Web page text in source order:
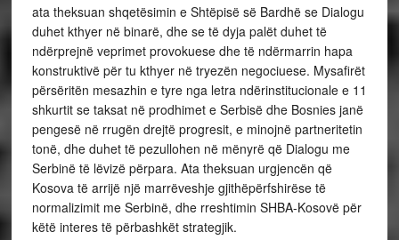
ata theksuan shqetësimin e Shtëpisë së Bardhë se Dialogu
duhet kthyer në binarë, dhe se të dyja palët duhet të
ndërprejnë veprimet provokuese dhe të ndërmarrin hapa
konstruktivë për tu kthyer në tryezën negociuese. Mysafirët
përsëritën mesazhin e tyre nga letra ndërinstitucionale e 11
shkurtit se taksat në prodhimet e Serbisë dhe Bosnies janë
pengesë në rrugën drejtë progresit, e minojnë partneritetin
tonë, dhe duhet të pezullohen në mënyrë që Dialogu me
Serbinë të lëvizë përpara. Ata theksuan urgjencën që
Kosova të arrijë një marrëveshje gjithëpërfshirëse të
normalizimit me Serbinë, dhe rreshtimin SHBA-Kosovë për
këtë interes të përbashkët strategjik.